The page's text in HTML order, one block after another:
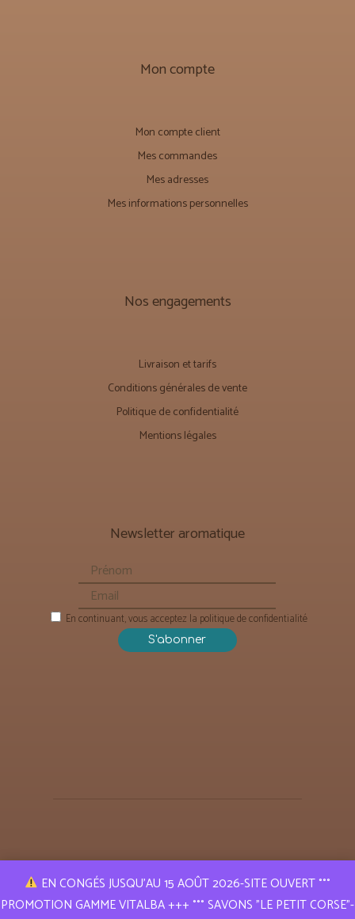
Mon compte
Mon compte client
Mes commandes
Mes adresses
Mes informations personnelles
Nos engagements
Livraison et tarifs
Conditions générales de vente
Politique de confidentialité
Mentions légales
Newsletter aromatique
En continuant, vous acceptez la politique de confidentialité
EN CONGÉS JUSQU’AU 15 AOÛT 2026-SITE OUVERT °°°
PROMOTION GAMME VITALBA +++ °°° SAVONS "LE PETIT CORSE"-